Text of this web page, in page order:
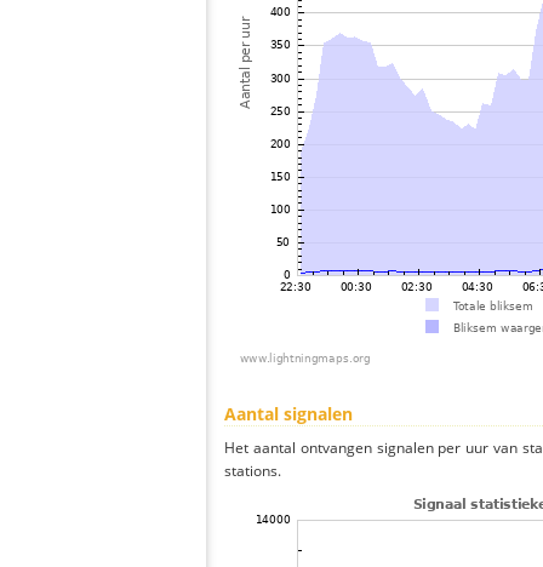
Aantal signalen
Het aantal ontvangen signalen per uur van
stations.